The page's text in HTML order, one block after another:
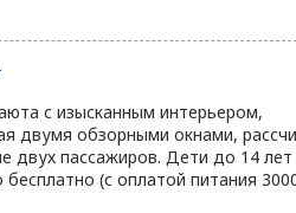
с изысканным интерьером,
двумя обзорными окнами,
двух пассажиров. Дети до 14 лет
(с оплатой питания